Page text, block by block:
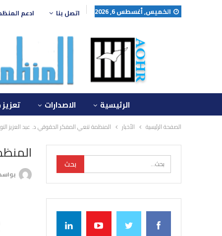
الخميس, أغسطس 6, 2026 اتصل بنا ادعم
الرئيسية الاصدارات
الصفحة الرئيسية الأخبار المنظمة تنعي المفكر الحقوقي د. عبد العزيز